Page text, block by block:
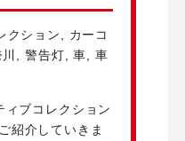
クション, カーコ
, 警告灯,車, 車
ブコレクション
紹介していきま